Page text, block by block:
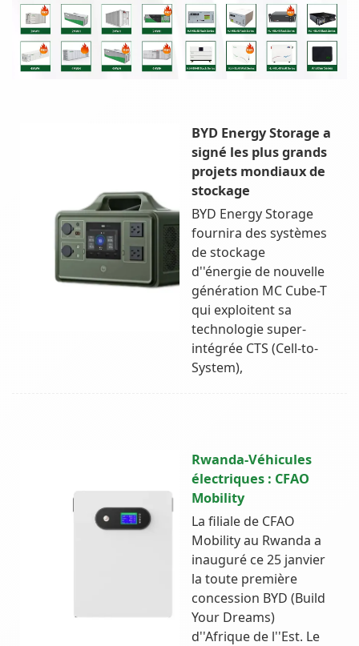
BYD Energy Storage a
signé les plus grands
projets mondiaux de
stockage
BYD Energy Storage
fournira des systèmes
de stockage
d''énergie de nouvelle
génération MC Cube-T
qui exploitent sa
technologie super-
intégrée CTS (Cell-to-
System),
Rwanda-Véhicules
électriques : CFAO
Mobility
La filiale de CFAO
Mobility au Rwanda a
inauguré ce 25 janvier
la toute première
concession BYD (Build
Your Dreams)
d''Afrique de l''Est. Le